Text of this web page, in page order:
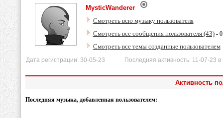
MysticWanderer
Смотреть всю музыку пользователя
Смотреть все сообщения пользователя (43)-
Смотреть все темы созданные пользователем
Дата регистрации: 30-05-23 Последняя активность: 11-07-23 в
Активность
Последняя музыка, добавленная пользователем: